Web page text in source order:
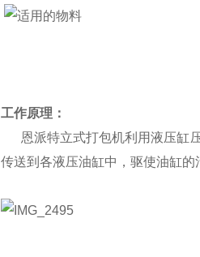
工作原理：
恩派特立式打包机利用液压缸压
传送到各液压油缸中，驱使油缸的